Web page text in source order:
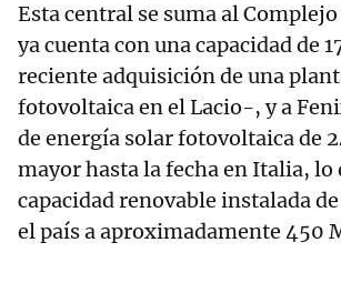
Esta central se suma al
ya cuenta con una capacidad de
reciente adquisición de una
fotovoltaica en el Lacio-, y a
de energía solar fotovoltaica de
mayor hasta la fecha en Italia, lo
capacidad renovable instalada
el país a aproximadamente 450